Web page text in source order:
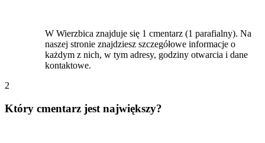
W Wierzbica znajduje się 1 cmentarz (1 parafialny). Na
naszej stronie znajdziesz szczegółowe informacje o
każdym z nich, w tym adresy, godziny otwarcia i dane
kontaktowe.
2
Który cmentarz jest największy?